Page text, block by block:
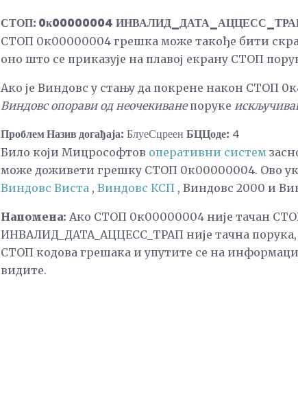
СТОП: 0к00000004
СТОП 0к00000004 грешка може такође бити
оно што се приказује на плавој екрану СТОП
Ако је Виндовс у стању да покрене након СТОП
Виндовс опорави од неочекиванепоруке
Проблем Назив догађаја: БлуеСцреен БЦЦоде: 4
Било који Мицрософтов оперативни систем
може доживети грешку СТОП 0к00000004. Ово
Виндовс Виста , Виндовс КСП , Виндовс 2000 и
Напомена: Ако СТОП 0к00000004 није тачан
ИНВАЛИД_ДАТА_АЦЦЕСС_ТРАП није тачна
СТОП кодова грешака и упутите се на
видите.